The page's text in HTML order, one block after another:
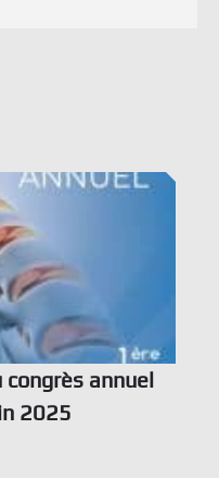
annuel
2025